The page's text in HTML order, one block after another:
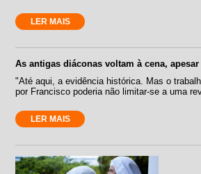
LER MAIS
As antigas diáconas voltam à cena,
"Até aqui, a evidência histórica. Mas o
por Francisco poderia não limitar-se a uma
LER MAIS